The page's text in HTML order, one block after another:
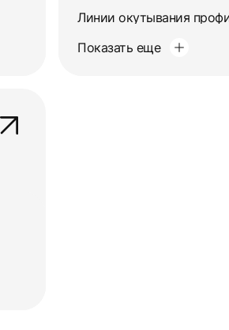
Линии окутывания
Показать еще